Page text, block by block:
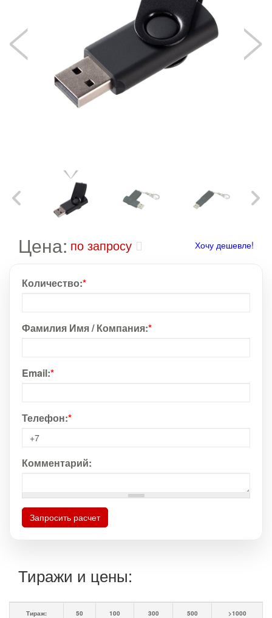
Цена: по запросу Хочу дешевле!
Количество:*
Фамилия Имя / Компания:*
Email:*
Телефон:*
Комментарий:
Запросить расчет
Тиражи и цены:
Тираж: 50 100 300 500 >1000